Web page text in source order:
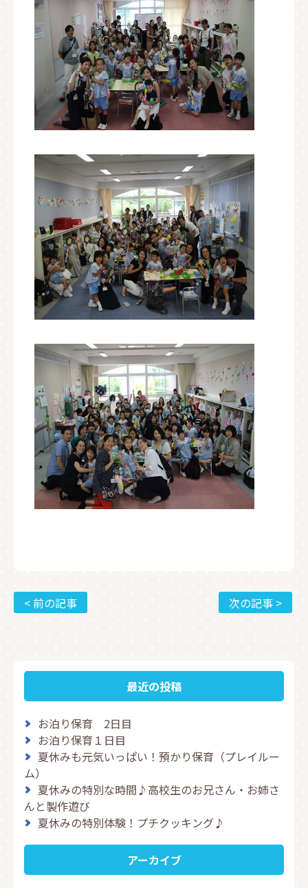
< 前の記事 次の記事 >
最近の投稿
お泊り保育 2日目
お泊り保育１日目
夏休みも元気いっぱい！預かり保育（プレイルー
ム）
夏休みの特別な時間♪高校生のお兄さん・お姉さ
んと製作遊び
夏休みの特別体験！プチクッキング♪
アーカイブ